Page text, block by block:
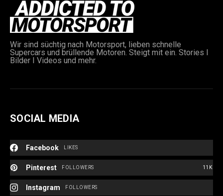
Wir sind süchtig nach Motorsport, lieben schnelle
Supercars und brüllende Motoren. Steigt mit ein. Stories I
Bilder I Videos und mehr.
SOCIAL MEDIA
Facebook LIKES
Pinterest 11K
FOLLOWERS
Instagram FOLLOWERS